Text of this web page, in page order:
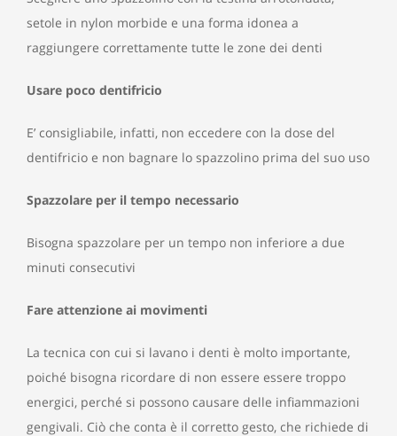
setole in nylon morbide e una forma idonea a
raggiungere correttamente tutte le zone dei denti
Usare poco dentifricio
E’ consigliabile, infatti, non eccedere con la dose del
dentifricio e non bagnare lo spazzolino prima del suo uso
Spazzolare per il tempo necessario
Bisogna spazzolare per un tempo non inferiore a due
minuti consecutivi
Fare attenzione ai movimenti
La tecnica con cui si lavano i denti è molto importante,
poiché bisogna ricordare di non essere essere troppo
energici, perché si possono causare delle infiammazioni
gengivali. Ciò che conta è il corretto gesto, che richiede di